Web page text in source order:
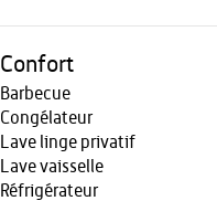
Confort
Barbecue
Congélateur
Lave linge privatif
Lave vaisselle
Réfrigérateur